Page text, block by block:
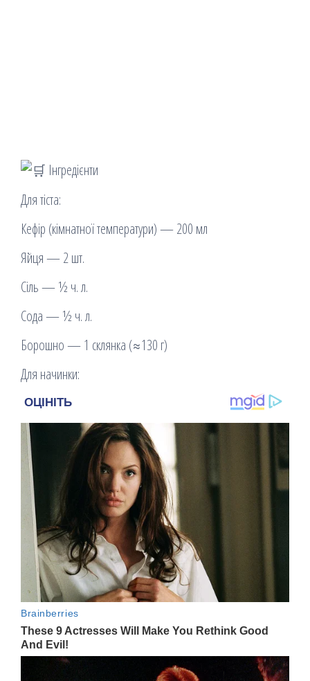
Інгредієнти
Для тіста:
Кефір (кімнатної температури) — 200 мл
Яйця — 2 шт.
Сіль — ½ ч. л.
Сода — ½ ч. л.
Борошно — 1 склянка (≈130 г)
Для начинки: